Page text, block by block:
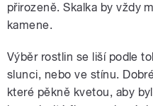
přirozeně. Skalka by vždy
kamene.
Výběr rostlin se liší podle
slunci, nebo ve stínu.
které pěkně kvetou, aby